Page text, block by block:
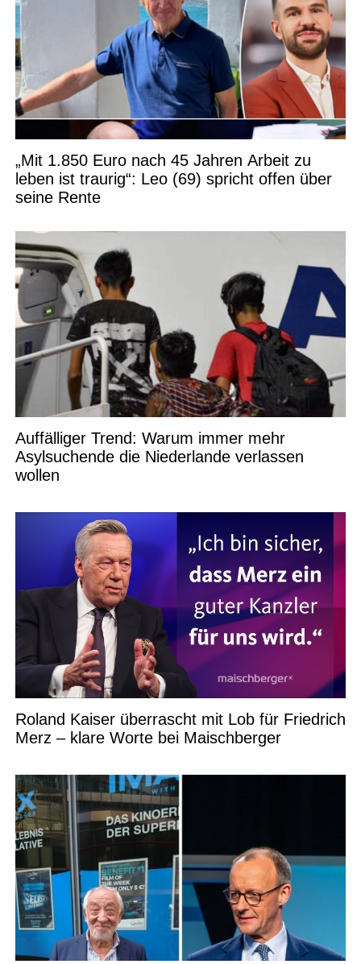
„Mit 1.850 Euro nach 45 Jahren Arbeit zu
leben ist traurig“: Leo (69) spricht offen über
seine Rente
Auffälliger Trend: Warum immer mehr
Asylsuchende die Niederlande verlassen
wollen
Roland Kaiser überrascht mit Lob für Friedrich
Merz – klare Worte bei Maischberger